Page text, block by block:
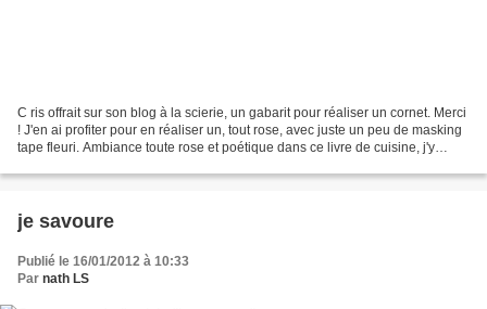
C ris offrait sur son blog à la scierie, un gabarit pour réaliser un cornet. Merci
! J'en ai profiter pour en réaliser un, tout rose, avec juste un peu de masking
tape fleuri. Ambiance toute rose et poétique dans ce livre de cuisine, j'y
je savoure
Publié le 16/01/2012 à 10:33
Par nath LS